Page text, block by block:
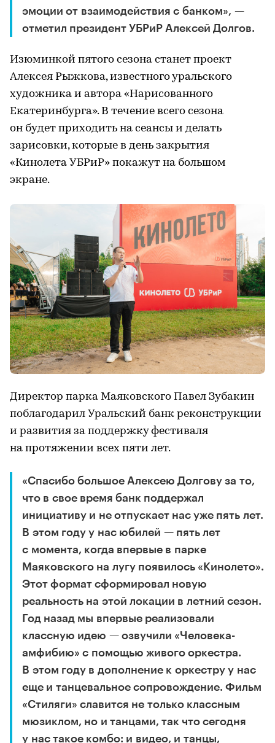
эмоции от взаимодействия с банком», —
отметил президент УБРиР Алексей Долгов.
Изюминкой пятого сезона станет проект
Алексея Рыжкова, известного уральского
художника и автора «Нарисованного
Екатеринбурга». В течение всего сезона
он будет приходить на сеансы и делать
зарисовки, которые в день закрытия
«Кинолета УБРиР» покажут на большом
экране.
Директор парка Маяковского Павел Зубакин
поблагодарил Уральский банк реконструкции
и развития за поддержку фестиваля
на протяжении всех пяти лет.
«Спасибо большое Алексею Долгову за то,
что в свое время банк поддержал
инициативу и не отпускает нас уже пять лет.
В этом году у нас юбилей — пять лет
с момента, когда впервые в парке
Маяковского на лугу появилось «Кинолето».
Этот формат сформировал новую
реальность на этой локации в летний сезон.
Год назад мы впервые реализовали
классную идею — озвучили «Человека-
амфибию» с помощью живого оркестра.
В этом году в дополнение к оркестру у нас
еще и танцевальное сопровождение. Фильм
«Стиляги» славится не только классным
мюзиклом, но и танцами, так что сегодня
у нас такое комбо: и видео, и танцы,